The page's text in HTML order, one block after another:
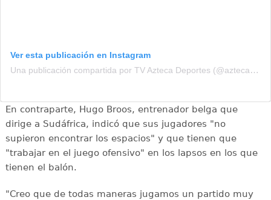
Ver esta publicación en Instagram
Una publicación compartida por TV Azteca Deportes (@aztecadeportes)
En contraparte, Hugo Broos, entrenador belga que
dirige a Sudáfrica, indicó que sus jugadores "no
supieron encontrar los espacios" y que tienen que
"trabajar en el juego ofensivo" en los lapsos en los que
tienen el balón.
"Creo que de todas maneras jugamos un partido muy